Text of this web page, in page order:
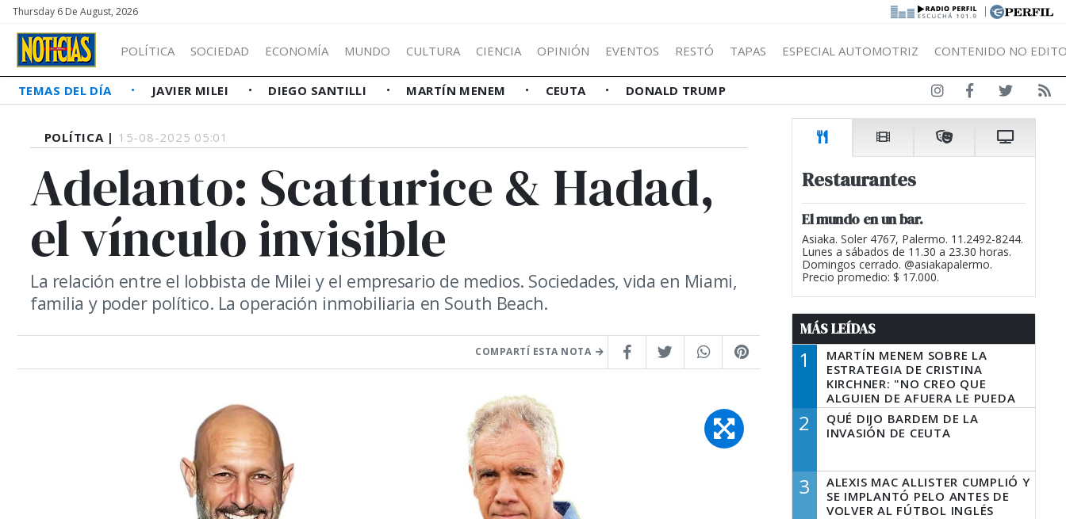
Thursday 6 De August, 2026 |
POLÍTICA SOCIEDAD ECONOMÍA MUNDO CULTURA CIENCIA OPINIÓN EVENTOS RESTÓ TAPAS ESPECIAL AUTOMOTRIZ CONTENIDO NO
TEMAS DEL DÍA JAVIER MILEI DIEGO SANTILLI MARTÍN MENEM CEUTA DONALD TRUMP
POLÍTICA | 15-08-2025 05:01
Adelanto: Scatturice & Hadad,
el vínculo invisible
La relación entre el lobbista de Milei y el empresario de medios. Sociedades, vida en Miami,
familia y poder político. La operación inmobiliaria en South Beach.
COMPARTÍ ESTA NOTA
Restaurantes
El mundo en un bar.
Asiaka. Soler 4767, Palermo. 11.2492-8244.
Lunes a sábados de 11.30 a 23.30 horas.
Domingos cerrado. @asiakapalermo.
Precio promedio: $ 17.000.
MÁS LEÍDAS
1
MARTÍN MENEM SOBRE LA
ESTRATEGIA DE CRISTINA
KIRCHNER: "NO CREO QUE
ALGUIEN DE AFUERA LE PUEDA
DECIR A LA JUSTICIA LO QUE
TIENE QUE HACER"
2
QUÉ DIJO BARDEM DE LA
INVASIÓN DE CEUTA
3
ALEXIS MAC ALLISTER CUMPLIÓ Y
SE IMPLANTÓ PELO ANTES DE
VOLVER AL FÚTBOL INGLÉS